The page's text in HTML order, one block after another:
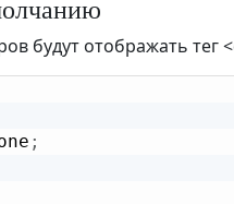
будут отображать
;